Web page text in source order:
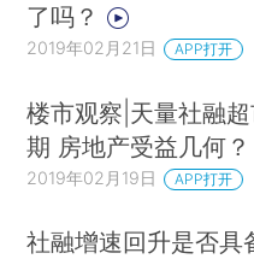
了吗？
2019年02月21日 APP打开
楼市观察|天量社融
期 房地产受益几何？
2019年02月19日 APP打开
社融增速回升是否具